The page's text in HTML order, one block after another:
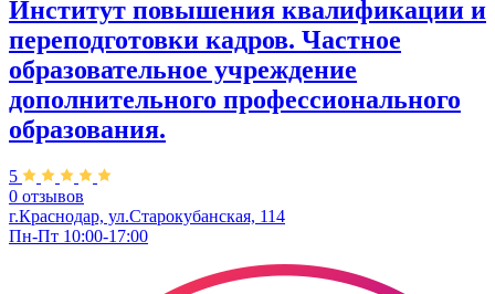
Институт повышения квалификации и
переподготовки кадров. Частное
образовательное учреждение
дополнительного профессионального
образования.
5
0 отзывов
г.Краснодар, ул.Старокубанская, 114
Пн-Пт 10:00-17:00